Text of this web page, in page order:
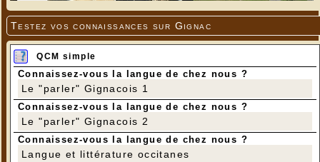
Testez vos connaissances sur Gignac
QCM simple
Connaissez-vous la langue de chez nous ?
Le "parler" Gignacois 1
Connaissez-vous la langue de chez nous ?
Le "parler" Gignacois 2
Connaissez-vous la langue de chez nous ?
Langue et littérature occitanes